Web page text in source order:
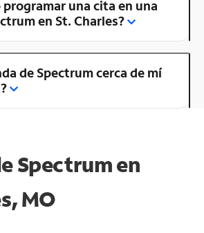
programar una cita en una
en St. Charles?
de Spectrum cerca de mí
Spectrum en
MO